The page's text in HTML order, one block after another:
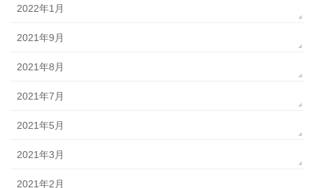
2022年1月
2021年9月
2021年8月
2021年7月
2021年5月
2021年3月
2021年2月